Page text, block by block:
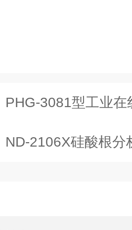
PHG-3081型工业在
ND-2106X硅酸根分